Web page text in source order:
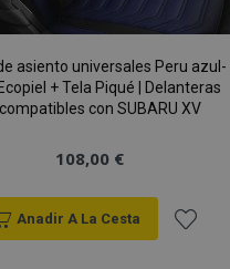
asiento universales Peru azul-
+ Tela Piqué | Delanteras
con SUBARU XV
108,00 €
Anadir A La Cesta